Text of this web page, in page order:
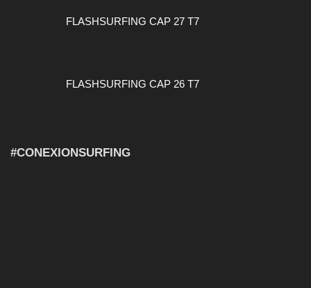
FLASHSURFING CAP 27 T7
FLASHSURFING CAP 26 T7
#CONEXIONSURFING